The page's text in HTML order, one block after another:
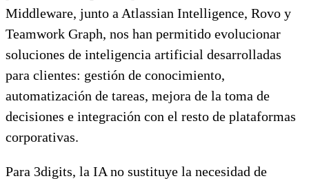
Middleware, junto a Atlassian Intelligence, Rovo y
Teamwork Graph, nos han permitido evolucionar
soluciones de inteligencia artificial desarrolladas
para clientes: gestión de conocimiento,
automatización de tareas, mejora de la toma de
decisiones e integración con el resto de plataformas
corporativas.
Para 3digits, la IA no sustituye la necesidad de